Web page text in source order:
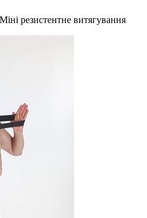
резистентне витягування